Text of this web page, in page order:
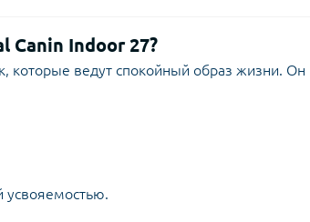
Canin Indoor 27?
которые ведут спокойный образ жизни. Он
усвояемостью.